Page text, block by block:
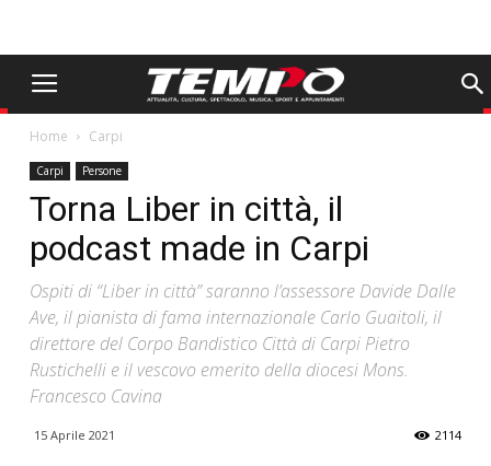
Home Carpi
Carpi Persone
Torna Liber in città, il
podcast made in Carpi
Ospiti di “Liber in città” saranno l’assessore Davide Dalle
Ave, il pianista di fama internazionale Carlo Guaitoli, il
direttore del Corpo Bandistico Città di Carpi Pietro
Rustichelli e il vescovo emerito della diocesi Mons.
Francesco Cavina
15 Aprile 2021 2114